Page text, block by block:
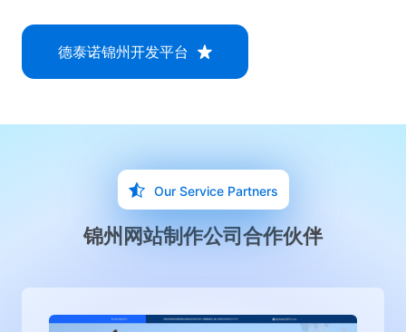
德泰诺锦州开发平台
Our Service Partners
锦州网站制作公司合作伙伴